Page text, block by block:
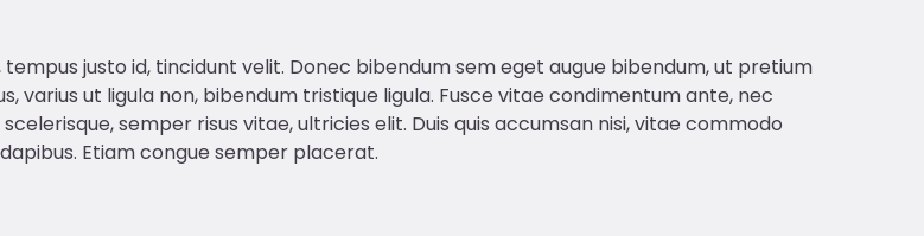
tempus justo id, tincidunt velit. Donec bibendum sem eget augue bibendum, ut pretium
varius ut ligula non, bibendum tristique ligula. Fusce vitae condimentum ante, nec
semper risus vitae, ultricies elit. Duis quis accumsan nisi, vitae commodo
Etiam congue semper placerat.